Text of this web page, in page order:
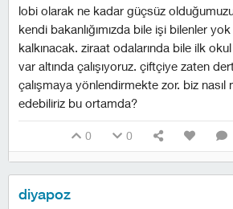
lobi olarak ne kadar güçsüz
kendi bakanlığımızda bile işi bilenler yok
kalkınacak. ziraat odalarında bile ilk
var altında çalışıyoruz. çiftçiye zaten
çalışmaya yönlendirmekte zor. biz nasıl
edebiliriz bu ortamda?
0 0
diyapoz